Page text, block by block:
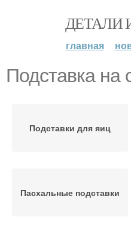
ДЕТАЛИ
главная
Подставка на
Подставки для яиц
Пасхальные подставки